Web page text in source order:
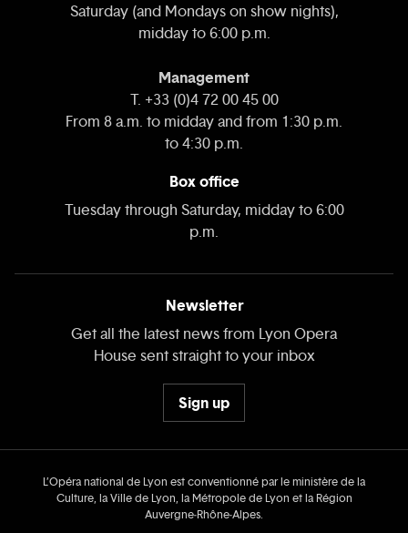
Saturday (and Mondays on show nights),
midday to 6:00 p.m.
Management
T. +33 (0)4 72 00 45 00
From 8 a.m. to midday and from 1:30 p.m.
to 4:30 p.m.
Box office
Tuesday through Saturday, midday to 6:00
p.m.
Newsletter
Get all the latest news from Lyon Opera
House sent straight to your inbox
Sign up
L’Opéra national de Lyon est conventionné par le ministère de la
Culture, la Ville de Lyon, la Métropole de Lyon et la Région
Auvergne‑Rhône‑Alpes.